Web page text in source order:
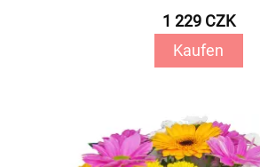
1 229 CZK
Kaufen